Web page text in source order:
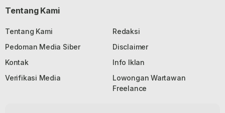
Tentang Kami
Tentang Kami
Redaksi
Pedoman Media Siber
Disclaimer
Kontak
Info Iklan
Verifikasi Media
Lowongan Wartawan
Freelance